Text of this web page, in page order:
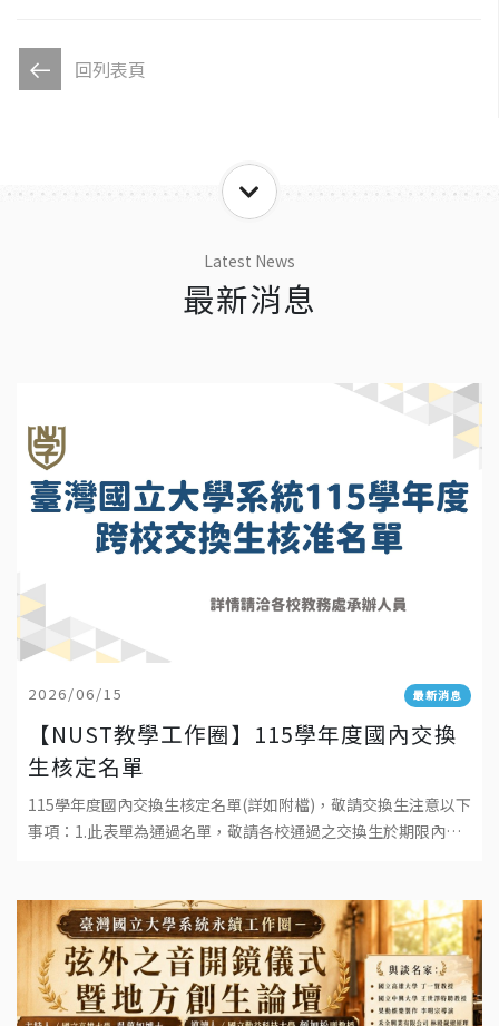
回列表頁
Latest News
最新消息
2026/06/15 最新消息
【NUST教學工作圈】115學年度國內交換
生核定名單
115學年度國內交換生核定名單(詳如附檔)，敬請交換生注意以下
事項：1.此表單為通過名單，敬請各校通過之交換生於期限內回